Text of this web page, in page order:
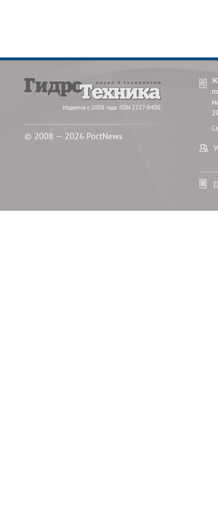
Издается с 2008 года. ISSN 2227-8400
© 2008 — 2026 PortNews